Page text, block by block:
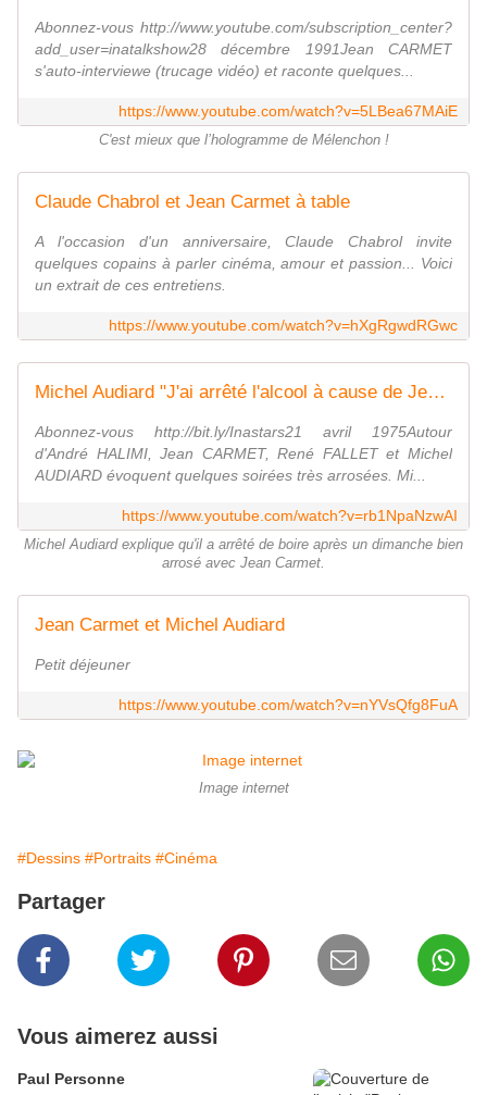
Abonnez-vous http://www.youtube.com/subscription_center?
add_user=inatalkshow28 décembre 1991Jean CARMET
s'auto-interviewe (trucage vidéo) et raconte quelques...
https://www.youtube.com/watch?v=5LBea67MAiE
C'est mieux que l’hologramme de Mélenchon !
Claude Chabrol et Jean Carmet à table
A l'occasion d'un anniversaire, Claude Chabrol invite
quelques copains à parler cinéma, amour et passion... Voici
un extrait de ces entretiens.
https://www.youtube.com/watch?v=hXgRgwdRGwc
Michel Audiard "J'ai arrêté l'alcool à cause de Jean Carmet" | Archive INA
Abonnez-vous http://bit.ly/Inastars21 avril 1975Autour
d'André HALIMI, Jean CARMET, René FALLET et Michel
AUDIARD évoquent quelques soirées très arrosées. Mi...
https://www.youtube.com/watch?v=rb1NpaNzwAI
Michel Audiard explique qu'il a arrêté de boire après un dimanche bien
arrosé avec Jean Carmet.
Jean Carmet et Michel Audiard
Petit déjeuner
https://www.youtube.com/watch?v=nYVsQfg8FuA
Image internet
#Dessins #Portraits #Cinéma
Partager
Vous aimerez aussi
Paul Personne